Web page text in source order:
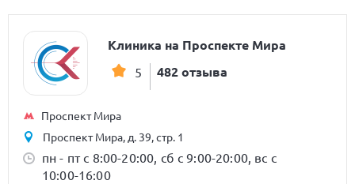
Клиника на Проспекте Мира
5 482 отзыва
Проспект Мира
Проспект Мира, д. 39, стр. 1
пн - пт с 8:00-20:00, сб с 9:00-20:00, вс с
10:00-16:00